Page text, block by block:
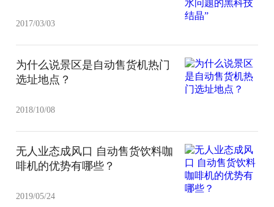
2017/03/03
为什么说景区是自动售货机热门
选址地点？
2018/10/08
无人业态成风口 自动售货饮料咖
啡机的优势有哪些？
2019/05/24